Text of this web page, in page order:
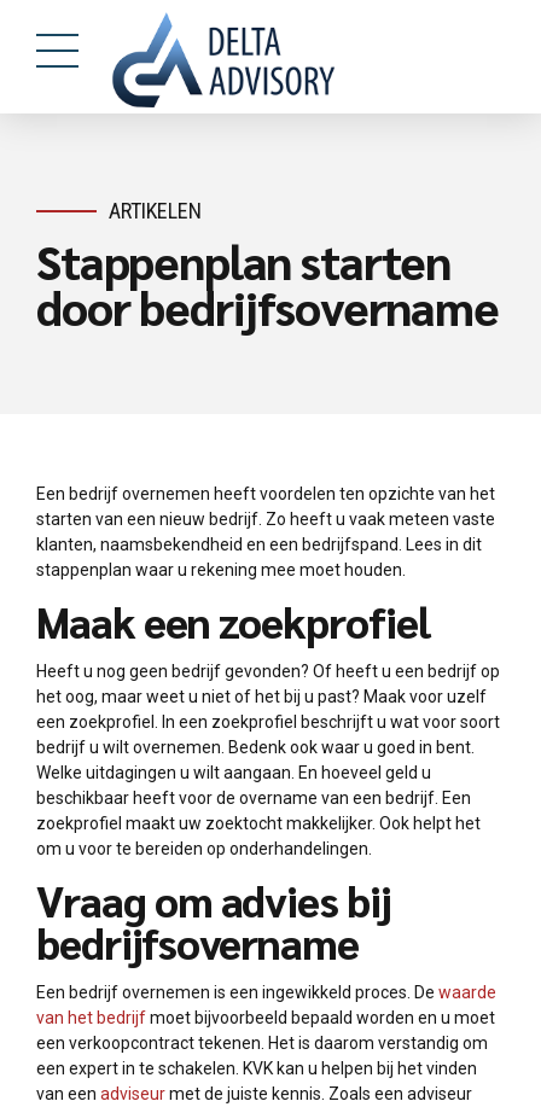
ARTIKELEN
Stappenplan starten
door bedrijfsovername
Een bedrijf overnemen heeft voordelen ten opzichte van het
starten van een nieuw bedrijf. Zo heeft u vaak meteen vaste
klanten, naamsbekendheid en een bedrijfspand. Lees in dit
stappenplan waar u rekening mee moet houden.
Maak een zoekprofiel
Heeft u nog geen bedrijf gevonden? Of heeft u een bedrijf op
het oog, maar weet u niet of het bij u past? Maak voor uzelf
een zoekprofiel. In een zoekprofiel beschrijft u wat voor soort
bedrijf u wilt overnemen. Bedenk ook waar u goed in bent.
Welke uitdagingen u wilt aangaan. En hoeveel geld u
beschikbaar heeft voor de overname van een bedrijf. Een
zoekprofiel maakt uw zoektocht makkelijker. Ook helpt het
om u voor te bereiden op onderhandelingen.
Vraag om advies bij
bedrijfsovername
Een bedrijf overnemen is een ingewikkeld proces. De waarde
van het bedrijfmoet bijvoorbeeld bepaald worden en u moet
een verkoopcontract tekenen. Het is daarom verstandig om
een expert in te schakelen. KVK kan u helpen bij het vinden
van een adviseurmet de juiste kennis. Zoals een adviseur